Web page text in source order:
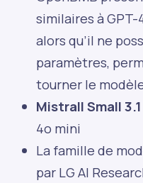
similaires à
alors qu’il ne
paramètres,
tourner le
Mistrall Small 3.1
4o mini
La famille de
par LG AI